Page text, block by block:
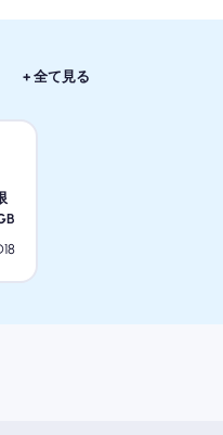
+ 全て見る
18